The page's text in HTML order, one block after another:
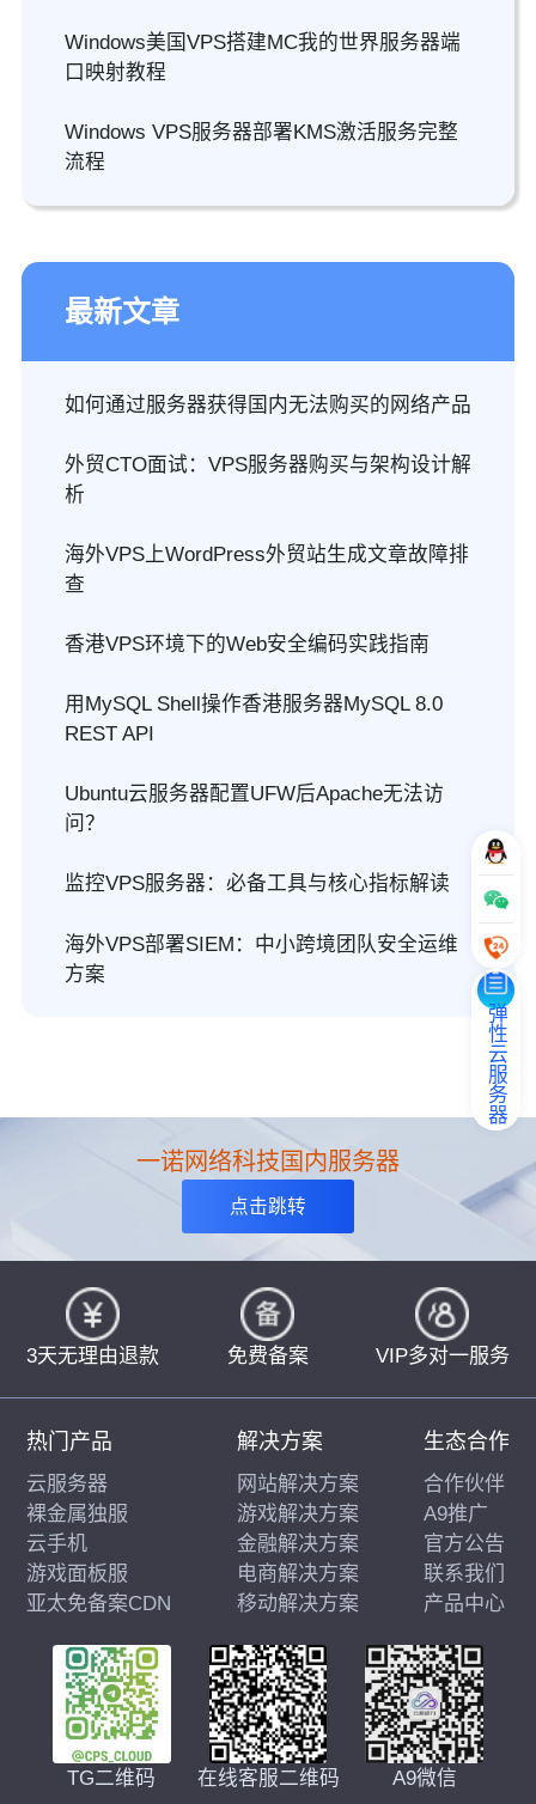
Windows美国VPS搭建MC我的世界服务器端
口映射教程
Windows VPS服务器部署KMS激活服务完整
流程
最新文章
如何通过服务器获得国内无法购买的网络产品
外贸CTO面试：VPS服务器购买与架构设计解
析
海外VPS上WordPress外贸站生成文章故障排
查
香港VPS环境下的Web安全编码实践指南
用MySQL Shell操作香港服务器MySQL 8.0
REST API
Ubuntu云服务器配置UFW后Apache无法访
问？
监控VPS服务器：必备工具与核心指标解读
海外VPS部署SIEM：中小跨境团队安全运维
方案
弹性云服务器
一诺网络科技国内服务器
点击跳转
3天无理由退款 免费备案 VIP多对一服务
TG二维码 在线客服二维码 A9微信
热门产品
云服务器
裸金属独服
云手机
游戏面板服
亚太免备案CDN
解决方案
网站解决方案
游戏解决方案
金融解决方案
电商解决方案
移动解决方案
生态合作
合作伙伴
A9推广
官方公告
联系我们
产品中心